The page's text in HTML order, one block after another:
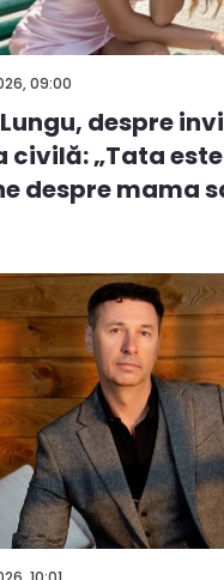
09:00
despre
civilă: „Tata
despre mama